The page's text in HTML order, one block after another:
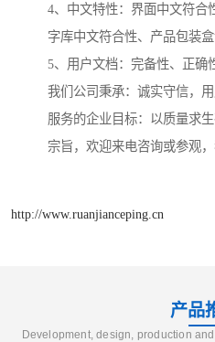
4、中文特性：界面中文符合
字库中文符合性、产品包装盒
5、用户文档：完备性、正确
我们公司秉承：诚实守信，
服务的企业目标：以质量求
宗旨，欢迎来电咨询或参观，
http://www.ruanjianceping.cn
产品
Development, design, production